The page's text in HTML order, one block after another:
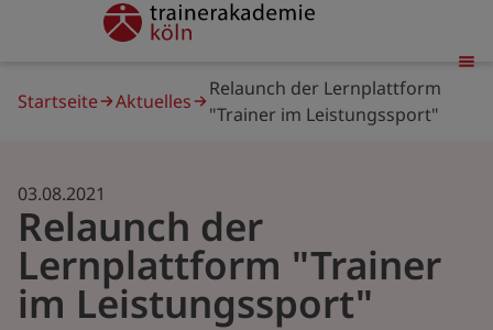
trainerakademie
Startseite
Aktuelles
Relaunch der Lernplattform
"Trainer im Leistungssport"
Relaunch der
Lernplattform "Trainer
im Leistungssport"
03.08.2021